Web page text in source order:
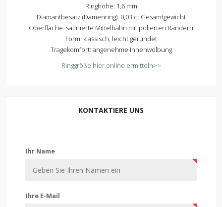
Ringhöhe: 1,6 mm
Diamantbesatz (Damenring): 0,03 ct Gesamtgewicht
Oberfläche: satinierte Mittelbahn mit polierten Rändern
Form: klassisch, leicht gerundet
Tragekomfort: angenehme Innenwölbung
Ringgröße hier online ermitteln>>
KONTAKTIERE UNS
Ihr Name
Ihre E-Mail